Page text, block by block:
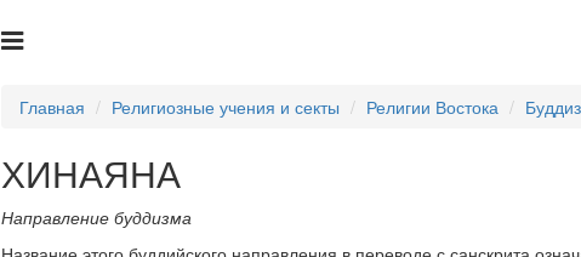
Главная Религиозные учения и секты Религии Востока
ХИНАЯНА
Направление буддизма